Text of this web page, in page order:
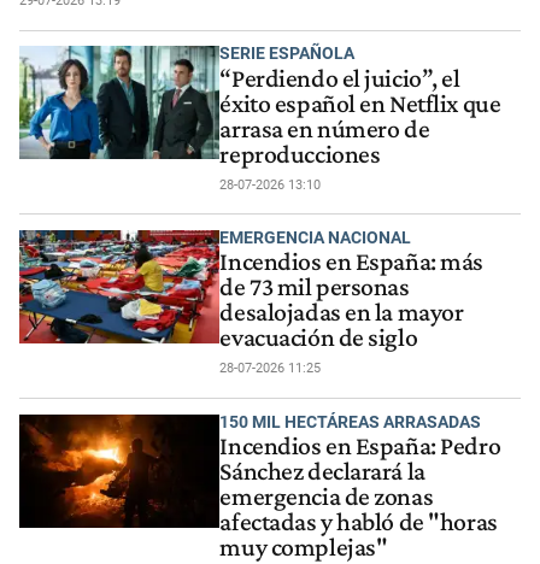
SERIE ESPAÑOLA
“Perdiendo el juicio”, el
éxito español en Netflix que
arrasa en número de
reproducciones
28-07-2026 13:10
EMERGENCIA NACIONAL
Incendios en España: más
de 73 mil personas
desalojadas en la mayor
evacuación de siglo
28-07-2026 11:25
150 MIL HECTÁREAS ARRASADAS
Incendios en España: Pedro
Sánchez declarará la
emergencia de zonas
afectadas y habló de "horas
muy complejas"